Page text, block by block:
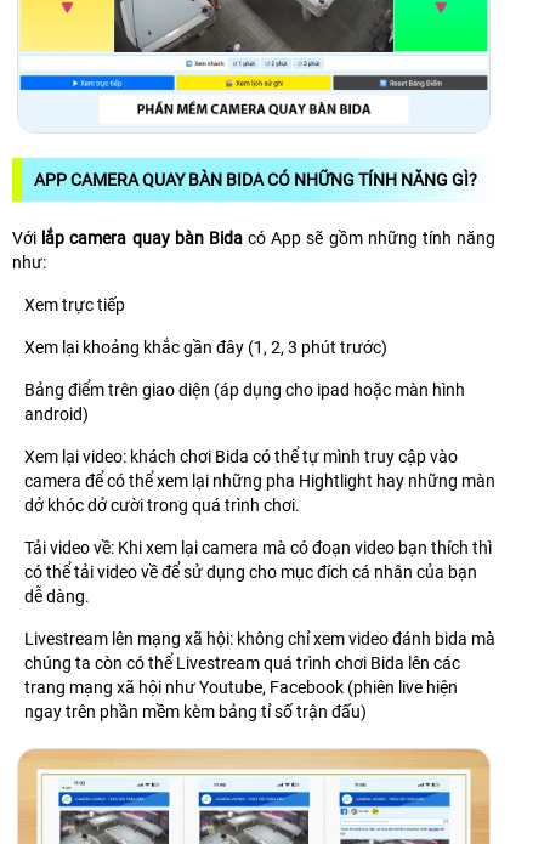
APP CAMERA QUAY BÀN BIDA CÓ NHỮNG TÍNH NĂNG GÌ?
Với lắp camera quay bàn Bidacó App sẽ gồm những tính năng
như:
Xem trực tiếp
Xem lại khoảng khắc gần đây (1, 2, 3 phút trước)
Bảng điểm trên giao diện (áp dụng cho ipad hoặc màn hình
android)
Xem lại video: khách chơi Bida có thể tự mình truy cập vào
camera để có thể xem lại những pha Hightlight hay những màn
dở khóc dở cười trong quá trình chơi.
Tải video về: Khi xem lại camera mà có đoạn video bạn thích thì
có thể tải video về để sử dụng cho mục đích cá nhân của bạn
dễ dàng.
Livestream lên mạng xã hội: không chỉ xem video đánh bida mà
chúng ta còn có thể Livestream quá trình chơi Bida lên các
trang mạng xã hội như Youtube, Facebook (phiên live hiện
ngay trên phần mềm kèm bảng tỉ số trận đấu)